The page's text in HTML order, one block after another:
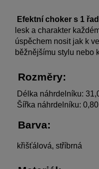
Efektní choker s 1
lesk a charakter
úspěchem nosit jak k
běžnějšímu stylu nebo
Rozměry:
Délka náhrdelníku:
Šířka náhrdelníku:
Barva:
křišťálová, stříbrná